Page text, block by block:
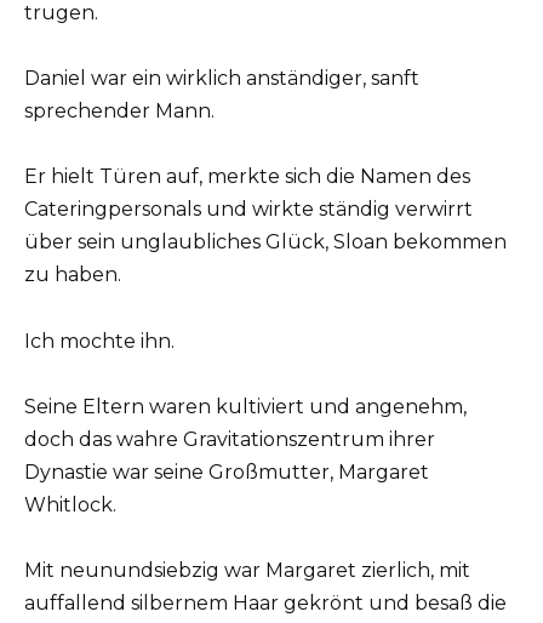
trugen.
Daniel war ein wirklich anständiger, sanft
sprechender Mann.
Er hielt Türen auf, merkte sich die Namen des
Cateringpersonals und wirkte ständig verwirrt
über sein unglaubliches Glück, Sloan bekommen
zu haben.
Ich mochte ihn.
Seine Eltern waren kultiviert und angenehm,
doch das wahre Gravitationszentrum ihrer
Dynastie war seine Großmutter, Margaret
Whitlock.
Mit neunundsiebzig war Margaret zierlich, mit
auffallend silbernem Haar gekrönt und besaß die